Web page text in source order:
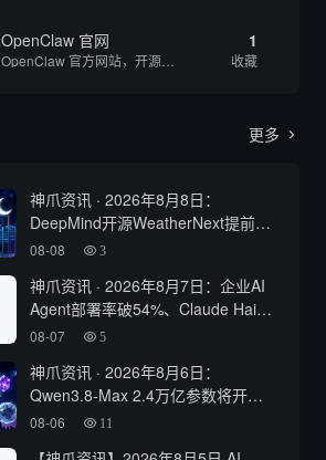
OpenClaw 官网 1
收藏
更多 
神爪资讯 · 2026年8月8日：
DeepMind开源WeatherNext提前5
天预警五级飓风、OpenAI最大新模
08-08 3
神爪资讯 · 2026年8月7日：企业AI
Agent部署率破54%、Claude Haiku
4.5性能比肩GPT-5
08-07 5
神爪资讯 · 2026年8月6日：
Qwen3.8-Max 2.4万亿参数将开
源、Kimi K3 权重开放、Gemma 4
08-06 11